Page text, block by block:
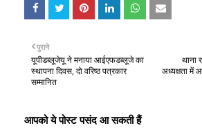
थाना
अध्यक्षता में
पुराने
यूपीडब्लूजेयू ने मनाया आईएफडब्लूजे का
स्थापना दिवस, दो वरिष्ठ पत्रकार
सम्मानित
आपको ये पोस्ट पसंद आ सकती हैं